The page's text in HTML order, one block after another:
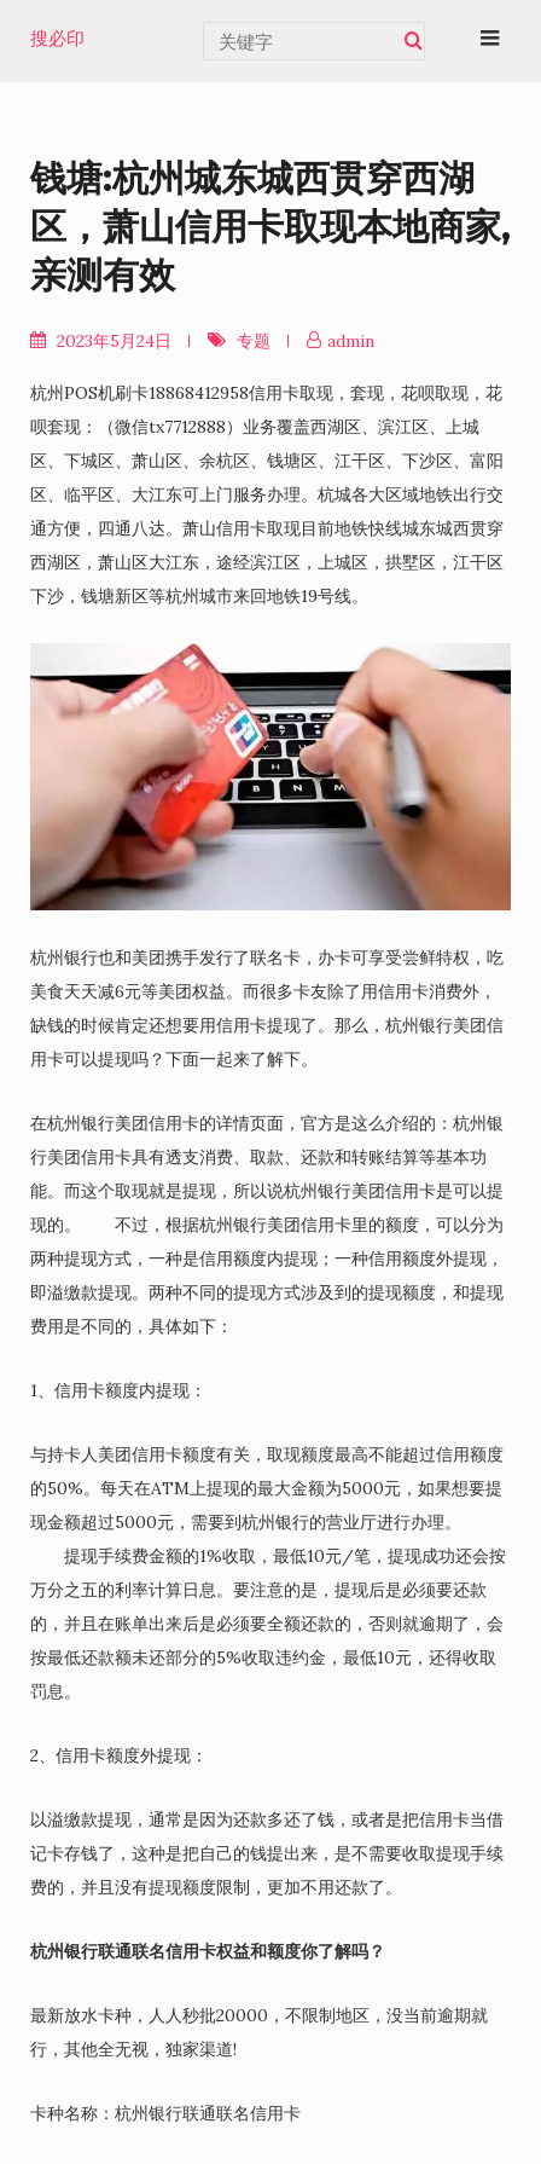
搜必印
钱塘:杭州城东城西贯穿西湖
区，萧山信用卡取现本地商家,
亲测有效
2023年5月24日 专题 admin
杭州POS机刷卡18868412958信用卡取现，套现，花呗取现，花
呗套现：（微信tx7712888）业务覆盖西湖区、滨江区、上城
区、下城区、萧山区、余杭区、钱塘区、江干区、下沙区、富阳
区、临平区、大江东可上门服务办理。杭城各大区域地铁出行交
通方便，四通八达。萧山信用卡取现目前地铁快线城东城西贯穿
西湖区，萧山区大江东，途经滨江区，上城区，拱墅区，江干区
下沙，钱塘新区等杭州城市来回地铁19号线。
杭州银行也和美团携手发行了联名卡，办卡可享受尝鲜特权，吃
美食天天减6元等美团权益。而很多卡友除了用信用卡消费外，
缺钱的时候肯定还想要用信用卡提现了。那么，杭州银行美团信
用卡可以提现吗？下面一起来了解下。
在杭州银行美团信用卡的详情页面，官方是这么介绍的：杭州银
行美团信用卡具有透支消费、取款、还款和转账结算等基本功
能。而这个取现就是提现，所以说杭州银行美团信用卡是可以提
现的。 不过，根据杭州银行美团信用卡里的额度，可以分为
两种提现方式，一种是信用额度内提现；一种信用额度外提现，
即溢缴款提现。两种不同的提现方式涉及到的提现额度，和提现
费用是不同的，具体如下：
1、信用卡额度内提现：
与持卡人美团信用卡额度有关，取现额度最高不能超过信用额度
的50%。每天在ATM上提现的最大金额为5000元，如果想要提
现金额超过5000元，需要到杭州银行的营业厅进行办理。
提现手续费金额的1%收取，最低10元/笔，提现成功还会按
万分之五的利率计算日息。要注意的是，提现后是必须要还款
的，并且在账单出来后是必须要全额还款的，否则就逾期了，会
按最低还款额未还部分的5%收取违约金，最低10元，还得收取
罚息。
2、信用卡额度外提现：
以溢缴款提现，通常是因为还款多还了钱，或者是把信用卡当借
记卡存钱了，这种是把自己的钱提出来，是不需要收取提现手续
费的，并且没有提现额度限制，更加不用还款了。
杭州银行联通联名信用卡权益和额度你了解吗？
最新放水卡种，人人秒批20000，不限制地区，没当前逾期就
行，其他全无视，独家渠道!
卡种名称：杭州银行联通联名信用卡